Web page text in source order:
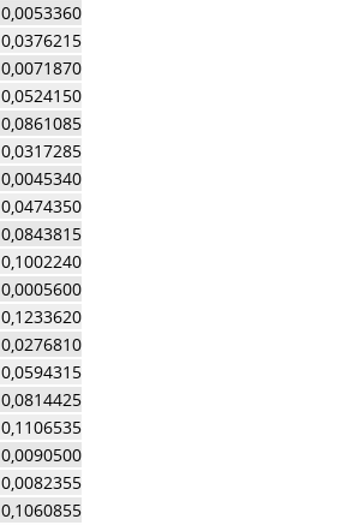
0,0053360
0,0376215
0,0071870
0,0524150
0,0861085
0,0317285
0,0045340
0,0474350
0,0843815
0,1002240
0,0005600
0,1233620
0,0276810
0,0594315
0,0814425
0,1106535
0,0090500
0,0082355
0,1060855